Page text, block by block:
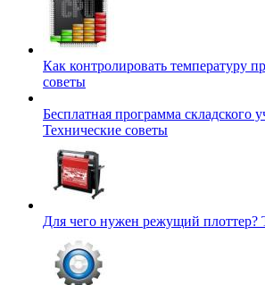
Как контролировать температуру
советы
Бесплатная программа складского
Технические советы
Для чего нужен режущий плоттер?